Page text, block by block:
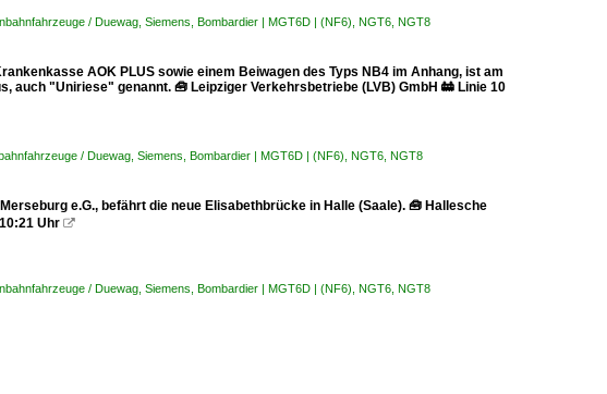
/ Duewag, Siemens, Bombardier | MGT6D | (NF6), NGT6, NGT8
AOK PLUS sowie einem Beiwagen des Typs NB4 im Anhang, ist am
auch "Uniriese" genannt. 🧰 Leipziger Verkehrsbetriebe (LVB) GmbH 🚋 Linie 10
/ Duewag, Siemens, Bombardier | MGT6D | (NF6), NGT6, NGT8
e.G., befährt die neue Elisabethbrücke in Halle (Saale). 🧰 Hallesche
Uhr 
/ Duewag, Siemens, Bombardier | MGT6D | (NF6), NGT6, NGT8